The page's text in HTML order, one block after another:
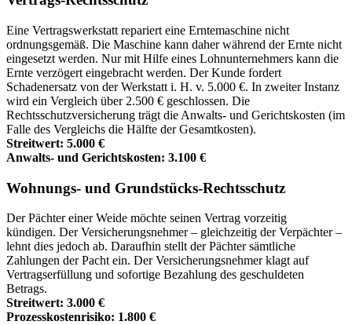
Eine Vertragswerkstatt repariert eine Erntemaschine nicht
ordnungsgemäß. Die Maschine kann daher während der Ernte nicht
eingesetzt werden. Nur mit Hilfe eines Lohnunternehmers kann die
Ernte verzögert eingebracht werden. Der Kunde fordert
Schadenersatz von der Werkstatt i. H. v. 5.000 €. In zweiter Instanz
wird ein Vergleich über 2.500 € geschlossen. Die
Rechtsschutzversicherung trägt die Anwalts- und Gerichtskosten (im
Falle des Vergleichs die Hälfte der Gesamtkosten).
Streitwert: 5.000 €
Anwalts- und Gerichtskosten: 3.100 €
Wohnungs- und Grundstücks-Rechtsschutz
Der Pächter einer Weide möchte seinen Vertrag vorzeitig
kündigen. Der Versicherungsnehmer – gleichzeitig der Verpächter –
lehnt dies jedoch ab. Daraufhin stellt der Pächter sämtliche
Zahlungen der Pacht ein. Der Versicherungsnehmer klagt auf
Vertragserfüllung und sofortige Bezahlung des geschuldeten
Betrags.
Streitwert: 3.000 €
Prozesskostenrisiko: 1.800 €